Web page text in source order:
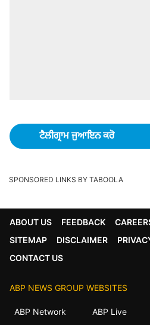
ਟੈਲੀਗ੍ਰਾਮ ਜੁਆਇਨ ਕਰੋ
SPONSORED LINKS BY TABOOLA
ABOUT US FEEDBACK
SITEMAP
DISCLAIMER
CONTACT US
ABP NEWS GROUP WEBSITES
ABP Network ABP Live